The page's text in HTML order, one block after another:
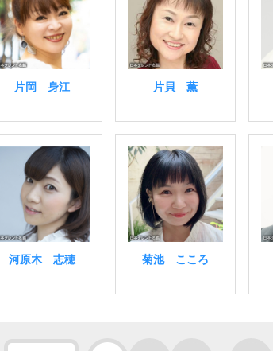
片岡 身江 片貝 薫
河原木 志穂 菊池 こころ